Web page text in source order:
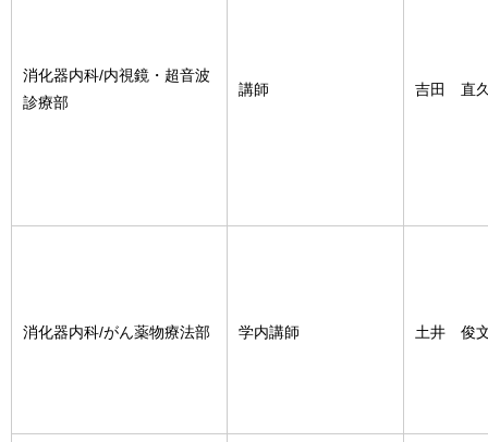
消化器内科/内視鏡・超音波
診療部
講師 吉田 直
消化器内科/がん薬物療法部 学内講師 土井 俊